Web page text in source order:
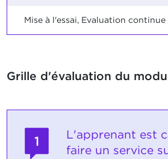
Mise à l'essai, Evaluation
Grille d'évaluation du
1
L'apprenant est
faire un service